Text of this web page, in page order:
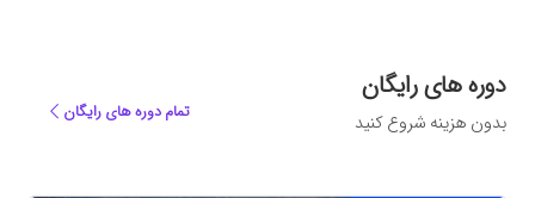
دوره های رایگان
بدون هزینه شروع کنید تمام دوره های رایگان